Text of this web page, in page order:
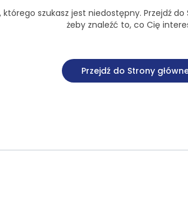
szukasz jest niedostępny. Przejdź
żeby znaleźć to, co Cię
Przejdź do Strony